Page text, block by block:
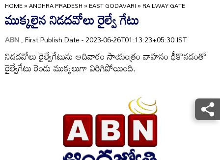
HOME»ANDHRA PRADESH»EAST GODAVARI»RAILWAY GATE
ముక్కలైన నిడదవోలు రైల్వే గేటు
ABN, First Publish Date - 2023-06-26T01:13:23+05:30 IST
నిడదవోలు రైల్వేగేటును ఆదివారం సాయంత్రం వాహనం ఢీకొనడంతో
రైల్వేగేటు రెండు ముక్కలుగా విరిగిపోయింది.